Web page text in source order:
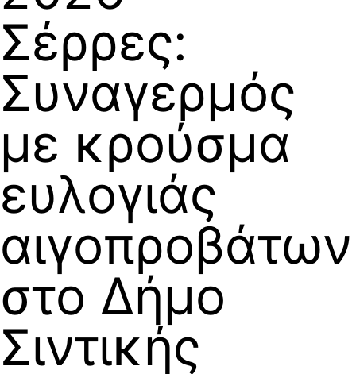
Σέρρες:
Συναγερμός
με κρούσμα
ευλογιάς
αιγοπροβάτων
στο Δήμο
Σιντικής